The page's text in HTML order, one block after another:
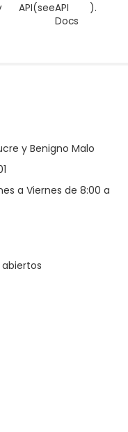
API(seeAPI
Docs
).
y Benigno Malo
a Viernes de 8:00 a